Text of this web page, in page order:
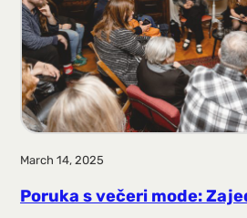
March 14, 2025
Poruka s večeri mode: